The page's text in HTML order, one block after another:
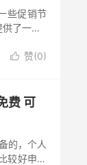
些促销节
了一个7
 赞(0)
费 可
的，个人
较好申请